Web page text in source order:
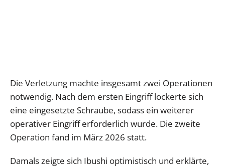
Die Verletzung machte insgesamt zwei Operationen
notwendig. Nach dem ersten Eingriff lockerte sich
eine eingesetzte Schraube, sodass ein weiterer
operativer Eingriff erforderlich wurde. Die zweite
Operation fand im März 2026 statt.
Damals zeigte sich Ibushi optimistisch und erklärte,